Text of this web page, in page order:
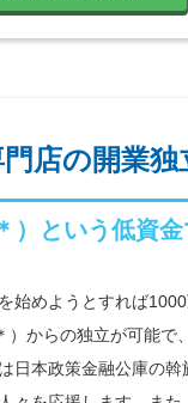
店の開業独
）という低資
始めようとすれば
）からの独立が可能で
は日本政策金融公庫の